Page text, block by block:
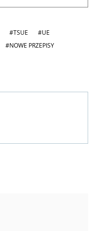
#TSUE
#UE
#NOWE PRZEPISY